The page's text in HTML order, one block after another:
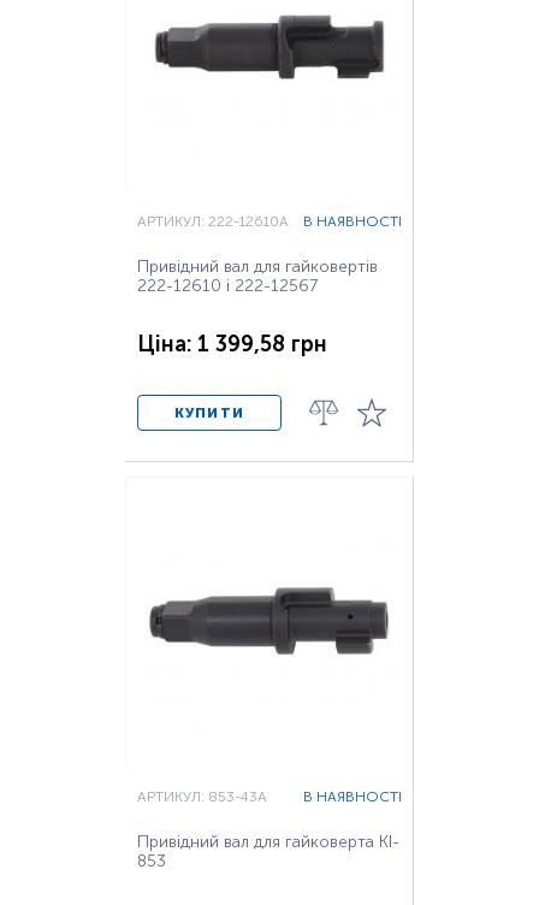
АРТИКУЛ: 222-12610A В НАЯВНОСТІ
Привідний вал для гайковертів
222-12610 і 222-12567
Ціна: 1 399,58 грн
КУПИТИ
АРТИКУЛ: 853-43A В НАЯВНОСТІ
Привідний вал для гайковерта KI-
853